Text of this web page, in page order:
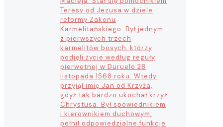
Teresy od Jezusa w dziele
reformy Zakonu
Karmelitańskiego. Był jednym
z pierwszych trzech
karmelitów bosych, którzy
podjęli życie według reguły
pierwotnej w Duruelo 28
listopada 1568 roku. Wtedy
przyjął imię Jan od Krzyża,
gdyż tak bardzo ukochał krzyż
Chrystusa. Był spowiednikiem
i kierownikiem duchowym,
pełnił odpowiedzialne funkcje